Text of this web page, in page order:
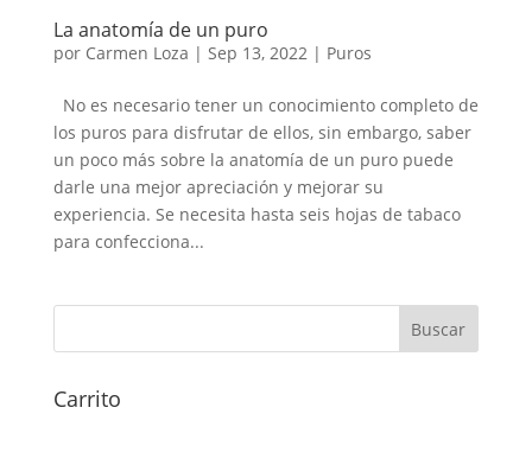
La anatomía de un puro
por Carmen Loza | Sep 13, 2022| Puros
No es necesario tener un conocimiento completo de
los puros para disfrutar de ellos, sin embargo, saber
un poco más sobre la anatomía de un puro puede
darle una mejor apreciación y mejorar su
experiencia. Se necesita hasta seis hojas de tabaco
para confecciona...
Carrito